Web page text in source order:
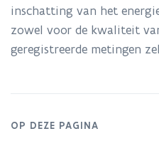
Kwaliteitsvoorwaarden
voor
energiemeters
inschatting van het
zowel voor de kwaliteit
geregistreerde metingen
OP DEZE PAGINA